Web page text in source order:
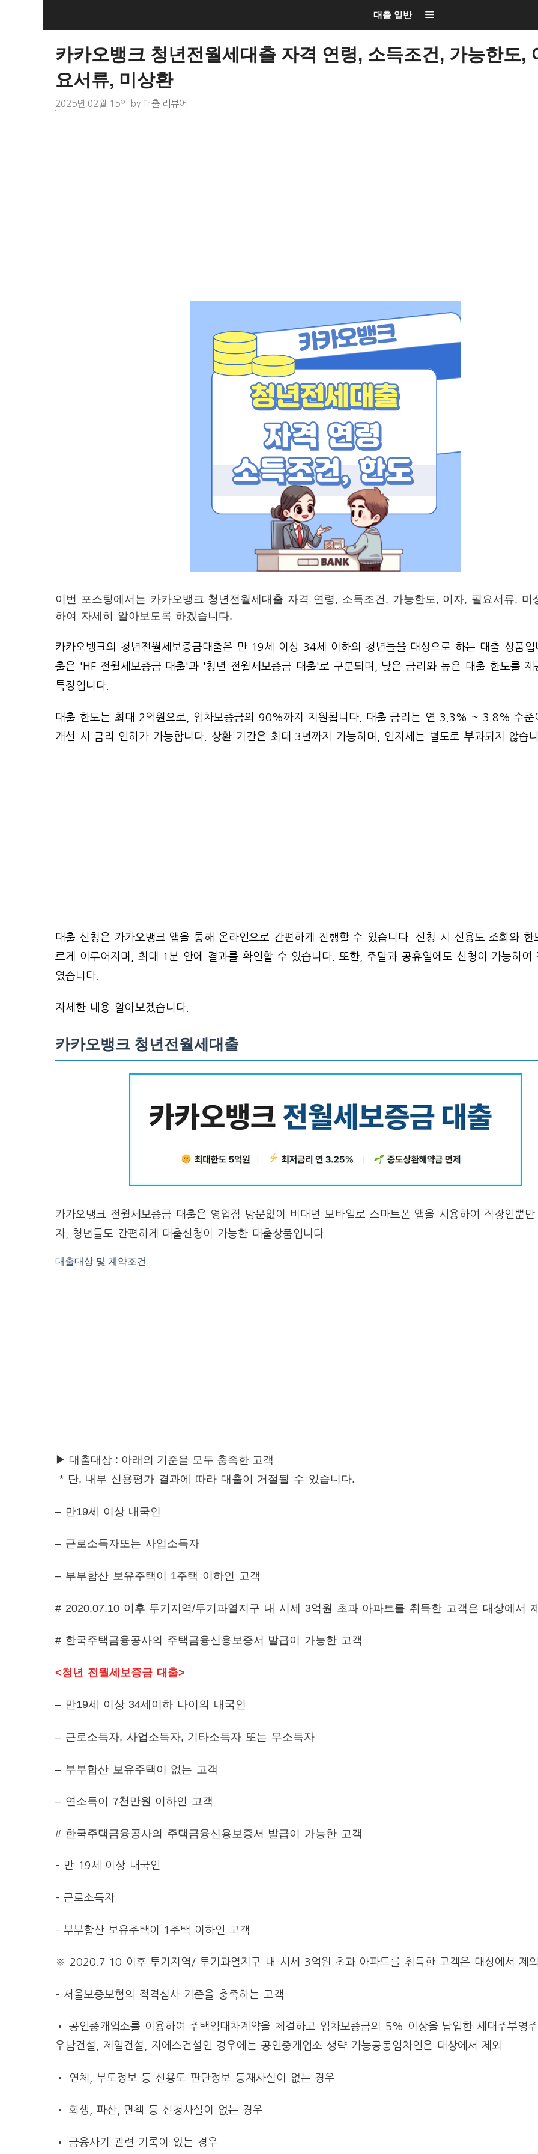
대출 일반
카카오뱅크 청년전월세대출 자격 연령, 소득조건, 가능한도,
요서류, 미상환
2025년 02월 15일 by 대출 리뷰어
이번 포스팅에서는 카카오뱅크 청년전월세대출 자격 연령, 소득조건, 가능한도, 이자, 필요서류, 미
하여 자세히 알아보도록 하겠습니다.
카카오뱅크의 청년전월세보증금대출은 만 19세 이상 34세 이하의 청년들을 대상으로 하는 대출 상품
출은 'HF 전월세보증금 대출'과 '청년 전월세보증금 대출'로 구분되며, 낮은 금리와 높은 대출 한도를 제
특징입니다.
대출 한도는 최대 2억원으로, 임차보증금의 90%까지 지원됩니다. 대출 금리는 연 3.3% ~ 3.8% 수준
개선 시 금리 인하가 가능합니다. 상환 기간은 최대 3년까지 가능하며, 인지세는 별도로 부과되지 않습
대출 신청은 카카오뱅크 앱을 통해 온라인으로 간편하게 진행할 수 있습니다. 신청 시 신용도 조회와 한
르게 이루어지며, 최대 1분 안에 결과를 확인할 수 있습니다. 또한, 주말과 공휴일에도 신청이 가능하여
였습니다.
자세한 내용 알아보겠습니다.
카카오뱅크 청년전월세대출
카카오뱅크 전월세보증금 대출은 영업점 방문없이 비대면 모바일로 스마트폰 앱을 시용하여 직장인뿐
자, 청년들도 간편하게 대출신청이 가능한 대출상품입니다.
대출대상 및 계약조건
▶ 대출대상 : 아래의 기준을 모두 충족한 고객
* 단, 내부 신용평가 결과에 따라 대출이 거절될 수 있습니다.
– 만19세 이상 내국인
– 근로소득자또는 사업소득자
– 부부합산 보유주택이 1주택 이하인 고객
# 2020.07.10 이후 투기지역/투기과열지구 내 시세 3억원 초과 아파트를 취득한 고객은 대상에서
# 한국주택금융공사의 주택금융신용보증서 발급이 가능한 고객
<청년 전월세보증금 대출>
– 만19세 이상 34세이하 나이의 내국인
– 근로소득자, 사업소득자, 기타소득자 또는 무소득자
– 부부합산 보유주택이 없는 고객
– 연소득이 7천만원 이하인 고객
# 한국주택금융공사의 주택금융신용보증서 발급이 가능한 고객
– 만 19세 이상 내국인
– 근로소득자
– 부부합산 보유주택이 1주택 이하인 고객
※ 2020.7.10 이후 투기지역/ 투기과열지구 내 시세 3억원 초과 아파트를 취득한 고객은 대상에서 제
– 서울보증보험의 적격심사 기준을 충족하는 고객
• 공인중개업소를 이용하여 주택임대차계약을 체결하고 임차보증금의 5% 이상을 납입한 세대주부영
우남건설, 제일건설, 지에스건설인 경우에는 공인중개업소 생략 가능공동임차인은 대상에서 제외
• 연체, 부도정보 등 신용도 판단정보 등재사실이 없는 경우
• 회생, 파산, 면책 등 신청사실이 없는 경우
• 금융사기 관련 기록이 없는 경우